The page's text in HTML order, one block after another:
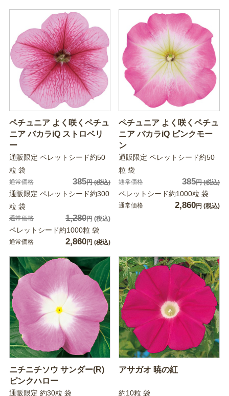
ペチュニア よく咲くペチュ
ニア バカラiQ ストロベリ
ー
通販限定 ペレットシード約50
粒 袋
通常価格 385円(税込)
通販限定 ペレットシード約300
粒 袋
通常価格 1,280円(税込)
ペレットシード約1000粒 袋
通常価格 2,860円 (税込)
ペチュニア よく咲くペチュ
ニア バカラiQ ピンクモー
ン
通販限定 ペレットシード約50
粒 袋
通常価格 385円(税込)
ペレットシード約1000粒 袋
通常価格 2,860円 (税込)
ニチニチソウ サンダー(R)
ピンクハロー
通販限定 約30粒 袋
アサガオ 暁の紅
約10粒 袋